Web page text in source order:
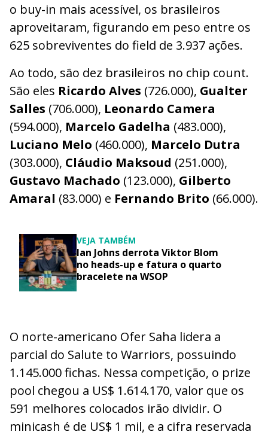
o buy-in mais acessível, os brasileiros
aproveitaram, figurando em peso entre os
625 sobreviventes do field de 3.937 ações.
Ao todo, são dez brasileiros no chip count.
São eles Ricardo Alves (726.000), Gualter
Salles (706.000), Leonardo Camera
(594.000), Marcelo Gadelha (483.000),
Luciano Melo (460.000), Marcelo Dutra
(303.000), Cláudio Maksoud (251.000),
Gustavo Machado (123.000), Gilberto
Amaral (83.000) e Fernando Brito (66.000).
VEJA TAMBÉM
Ian Johns derrota Viktor Blom
no heads-up e fatura o quarto
bracelete na WSOP
O norte-americano Ofer Saha lidera a
parcial do Salute to Warriors, possuindo
1.145.000 fichas. Nessa competição, o prize
pool chegou a US$ 1.614.170, valor que os
591 melhores colocados irão dividir. O
minicash é de US$ 1 mil, e a cifra reservada